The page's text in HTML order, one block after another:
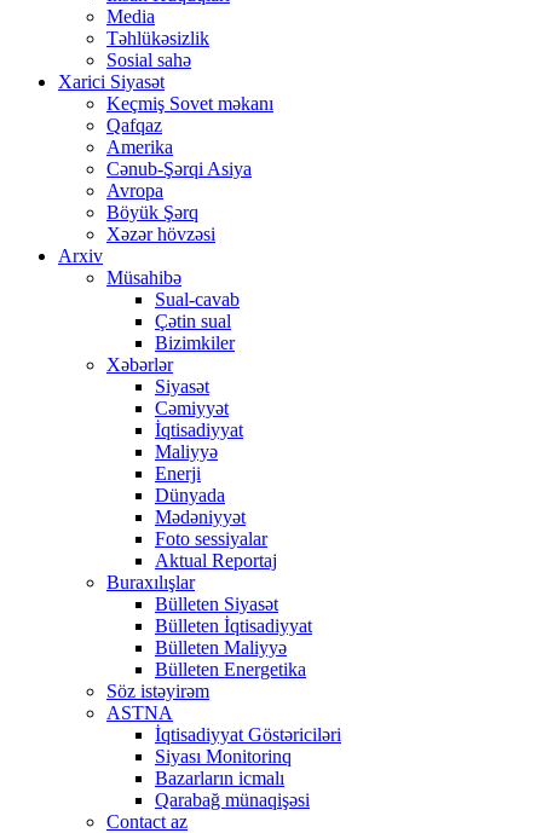
Media
Təhlükəsizlik
Sosial sahə
Xarici Siyasət
Keçmiş Sovet məkanı
Qafqaz
Amerika
Cənub-Şərqi Asiya
Avropa
Böyük Şərq
Xəzər hövzəsi
Arxiv
Müsahibə
Sual-cavab
Çətin sual
Bizimkiler
Xəbərlər
Siyasət
Cəmiyyət
İqtisadiyyat
Maliyyə
Enerji
Dünyada
Mədəniyyət
Foto sessiyalar
Aktual Reportaj
Buraxılışlar
Bülleten Siyasət
Bülleten İqtisadiyyat
Bülleten Maliyyə
Bülleten Energetika
Söz istəyirəm
ASTNA
İqtisadiyyat Göstəriciləri
Siyası Monitorinq
Bazarların icmalı
Qarabağ münaqişəsi
Contact az